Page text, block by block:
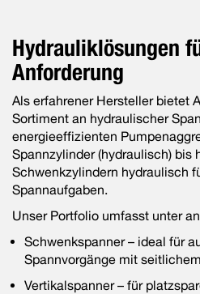
Hydrauliklösungen
Anforderung
Als erfahrener Hersteller bietet
Sortiment an hydraulischer
energieeffizienten
Spannzylinder (hydraulisch) bis
Schwenkzylindern hydraulisch
Spannaufgaben.
Unser Portfolio umfasst unter
Schwenkspanner – ideal für
Spannvorgänge mit
Vertikalspanner – für